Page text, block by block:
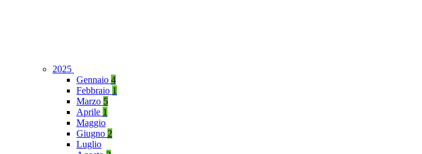
2025
Gennaio 4
Febbraio 1
Marzo 5
Aprile 1
Maggio
Giugno 2
Luglio